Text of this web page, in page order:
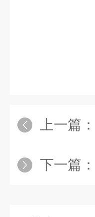
上一篇：
下一篇：